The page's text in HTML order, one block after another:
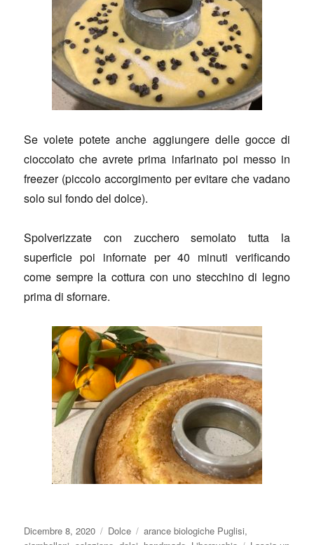
Se volete potete anche aggiungere delle gocce di
cioccolato che avrete prima infarinato poi messo in
freezer (piccolo accorgimento per evitare che vadano
solo sul fondo del dolce).
Spolverizzate con zucchero semolato tutta la
superficie poi infornate per 40 minuti verificando
come sempre la cottura con uno stecchino di legno
prima di sfornare.
Pubblicato
Dicembre 8, 2020 Categorie
Dolce Tag
arance biologiche Puglisi,